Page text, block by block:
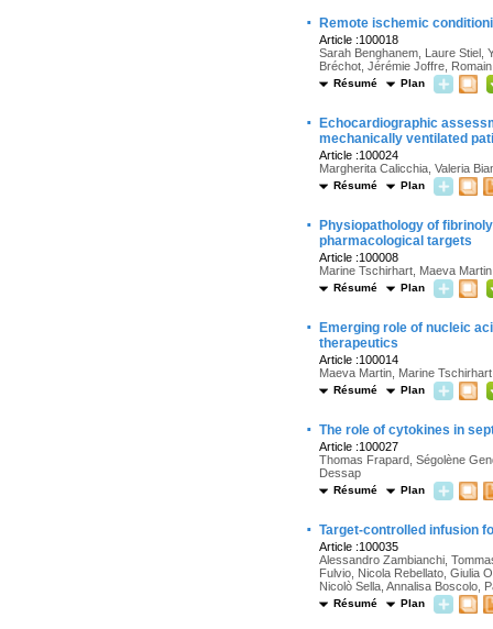
· Remote ischemic
Article :100018
Sarah Benghanem, Laure Stiel,
Bréchot, Jérémie Joffre,
Résumé Plan
·
Echocardiographic
mechanically ventilated
Article :100024
Margherita Calicchia, Valeria
Résumé Plan
·
Physiopathology of
pharmacological targets
Article :100008
Marine Tschirhart, Maeva
Résumé Plan
·
Emerging role of nucleic
therapeutics
Article :100014
Maeva Martin, Marine
Résumé Plan
· The role of cytokines in
Article :100027
Thomas Frapard, Ségolène
Dessap
Résumé Plan
· Target-controlled infusion
Article :100035
Alessandro Zambianchi,
Fulvio, Nicola Rebellato, Giulia
Nicolò Sella, Annalisa Boscolo,
Résumé Plan